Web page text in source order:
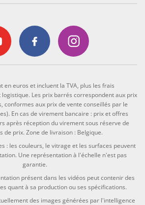
en euros et incluent la TVA, plus les frais
Les prix barrés correspondent aux prix
conformes aux prix de vente conseillés par le
En cas de virement bancaire : prix et offres
après réception du virement sous réserve de
de prix. Zone de livraison : Belgique.
: les couleurs, le vitrage et les surfaces peuvent
Une représentation à l'échelle n'est pas
garantie.
présent dans les vidéos peut contenir des
quant à sa production ou ses spécifications.
des images générées par l'intelligence